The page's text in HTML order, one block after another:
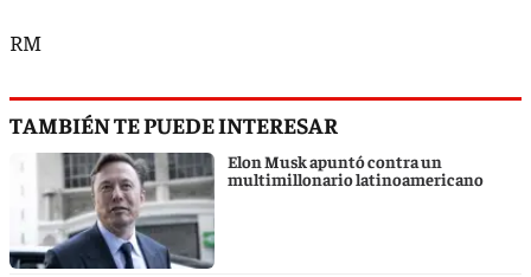
RM
TAMBIÉN TE PUEDE INTERESAR
Elon Musk apuntó contra un
multimillonario latinoamericano